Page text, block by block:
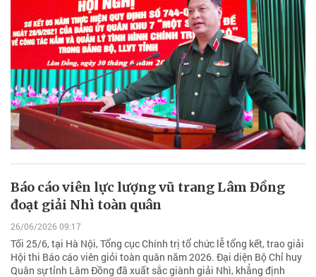
Báo cáo viên lực lượng vũ trang Lâm Đồng
đoạt giải Nhì toàn quân
26/06/2026 09:17
Tối 25/6, tại Hà Nội, Tổng cục Chính trị tổ chức lễ tổng kết, trao giải
Hội thi Báo cáo viên giỏi toàn quân năm 2026. Đại diện Bộ Chỉ huy
Quân sự tỉnh Lâm Đồng đã xuất sắc giành giải Nhì, khẳng định